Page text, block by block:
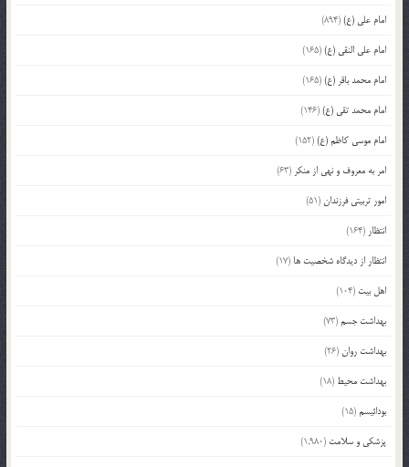
امام علی (ع)(894)
امام علی النقی (ع)(165)
امام محمد باقر (ع)(165)
امام محمد تقی (ع)(146)
امام موسی کاظم (ع)(152)
امر به معروف و نهی از منکر (63)
امور تربیتی فرزندان(51)
انتظار (164)
انتظار از دیدگاه شخصیت ها (17)
اهل بیت (104)
بهداشت جسم(73)
بهداشت روان(26)
بهداشت محیط (18)
بودائیسم(15)
پزشکی و سلامت (1,980)